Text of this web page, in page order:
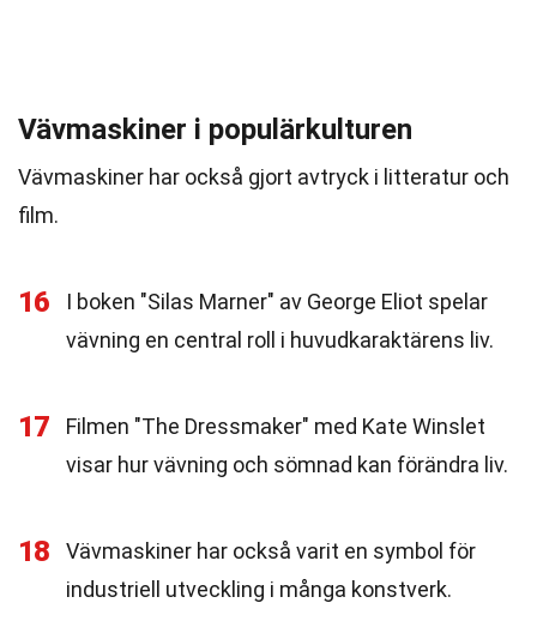
Vävmaskiner i populärkulturen
Vävmaskiner har också gjort avtryck i litteratur och
film.
16
I boken "Silas Marner" av George Eliot spelar
vävning en central roll i huvudkaraktärens liv.
17
Filmen "The Dressmaker" med Kate Winslet
visar hur vävning och sömnad kan förändra liv.
18
Vävmaskiner har också varit en symbol för
industriell utveckling i många konstverk.